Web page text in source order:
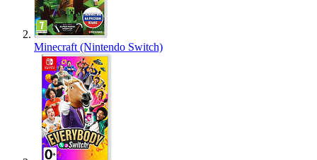
Minecraft (Nintendo Switch)